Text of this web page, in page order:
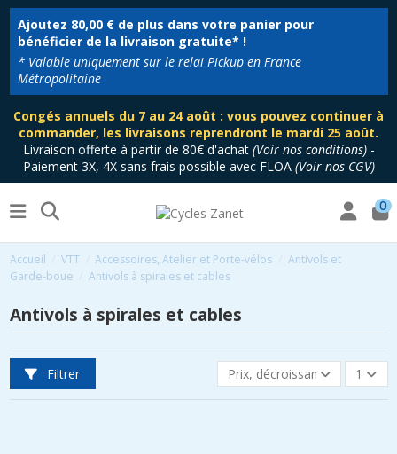
Ajoutez 80,00 €de plus dans votre panier pour
bénéficier de la livraison gratuite* !
* Valable uniquement sur le relai Pickup en France
Métropolitaine
Congés annuels du 7 au 24 août : vous pouvez continuer à
commander, les livraisons reprendront le mardi 25 août.
Livraison offerte à partir de 80€ d'achat (Voir nos conditions)-
Paiement 3X, 4X sans frais possible avec FLOA (Voir nos CGV)
0
Accueil VTT Accessoires, Atelier et Porte-vélos
Antivols et
Garde-boue
Antivols à spirales et cables
Antivols à spirales et cables
Filtrer Prix, décroissant 1